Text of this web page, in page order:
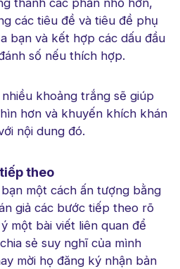
thành các phần nhỏ hơn,
các tiêu đề và tiêu đề phụ
bạn và kết hợp các dấu đầu
số nếu thích hợp.
khoảng trắng sẽ giúp
hơn và khuyến khích khán
nội dung đó.
theo
một cách ấn tượng bằng
giả các bước tiếp theo rõ
một bài viết liên quan để
sẻ suy nghĩ của mình
mời họ đăng ký nhận bản